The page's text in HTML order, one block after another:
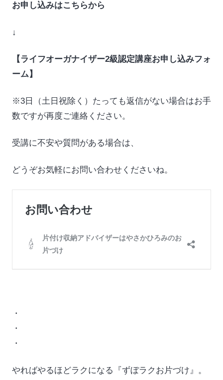
お申し込みはこちらから
↓
【ライフオーガナイザー2級認定講座お申し込みフォ
ーム】
※3日（土日祝除く）たっても返信がない場合はお手
数ですが再度ご連絡ください。
受講に不安や質問がある場合は、
どうぞお気軽にお問い合わせくださいね。
・
・
・
やればやるほどラクになる『ずぼラクお片づけ』。